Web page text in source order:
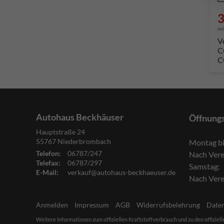
Autohaus Beckhäuser
Hauptstraße 24
55767 Niederbrombach
Telefon:
06787/247
Telefax:
06787/297
E-Mail:
verkauf@autohaus-beckhaeuser.de
Montag
Nach
Samstag:
Nach
Anmelden Impressum AGB Widerrufsbelehrung
Weitere Informationen zum offiziellen Kraftstoffverbrauch und zu den